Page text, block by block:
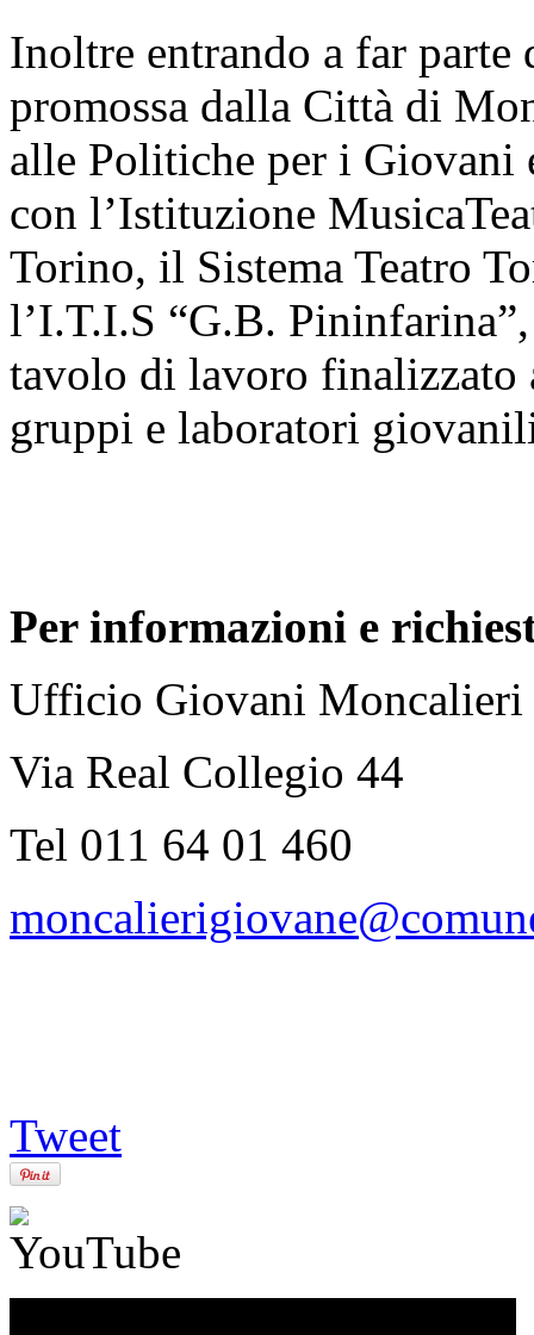
Inoltre entrando a far
promossa dalla Città di
alle Politiche per i Giovani
con l’Istituzione
Torino, il Sistema Teatro
l’I.T.I.S “G.B.
tavolo di lavoro finalizzato
gruppi e laboratori
Per informazioni e
Ufficio Giovani Moncalieri
Via Real Collegio 44
Tel 011 64 01 460
Tweet